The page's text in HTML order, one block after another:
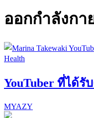
ออกกำลังกา
Health
YouTuber ที่ได้
MYAZY